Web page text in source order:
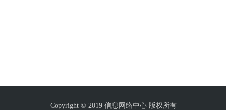
Copyright © 2019 信息网络中心 版权所有